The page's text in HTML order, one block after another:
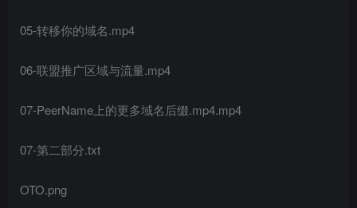
05-转移你的域名.mp4
06-联盟推广区域与流量.mp4
07-PeerName上的更多域名后缀.mp4.mp4
07-第二部分.txt
OTO.png